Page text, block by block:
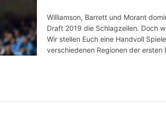
Williamson, Barrett und Morant
Draft 2019 die Schlagzeilen. Doch
Wir stellen Euch eine Handvoll
verschiedenen Regionen der ersten